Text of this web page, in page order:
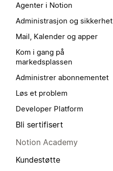
Agenter i Notion
Administrasjon og sikkerhet
Mail, Kalender og apper
Kom i gang på
markedsplassen
Administrer abonnementet
Løs et problem
Developer Platform
Bli sertifisert
Notion Academy
Kundestøtte